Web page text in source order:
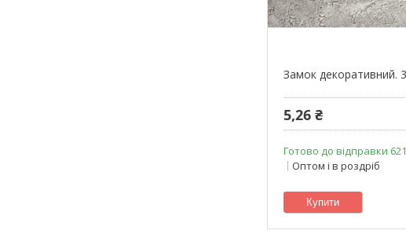
Замок декоративний.
5,26 ₴
Готово до відправки
Оптом і в роздріб
Купити